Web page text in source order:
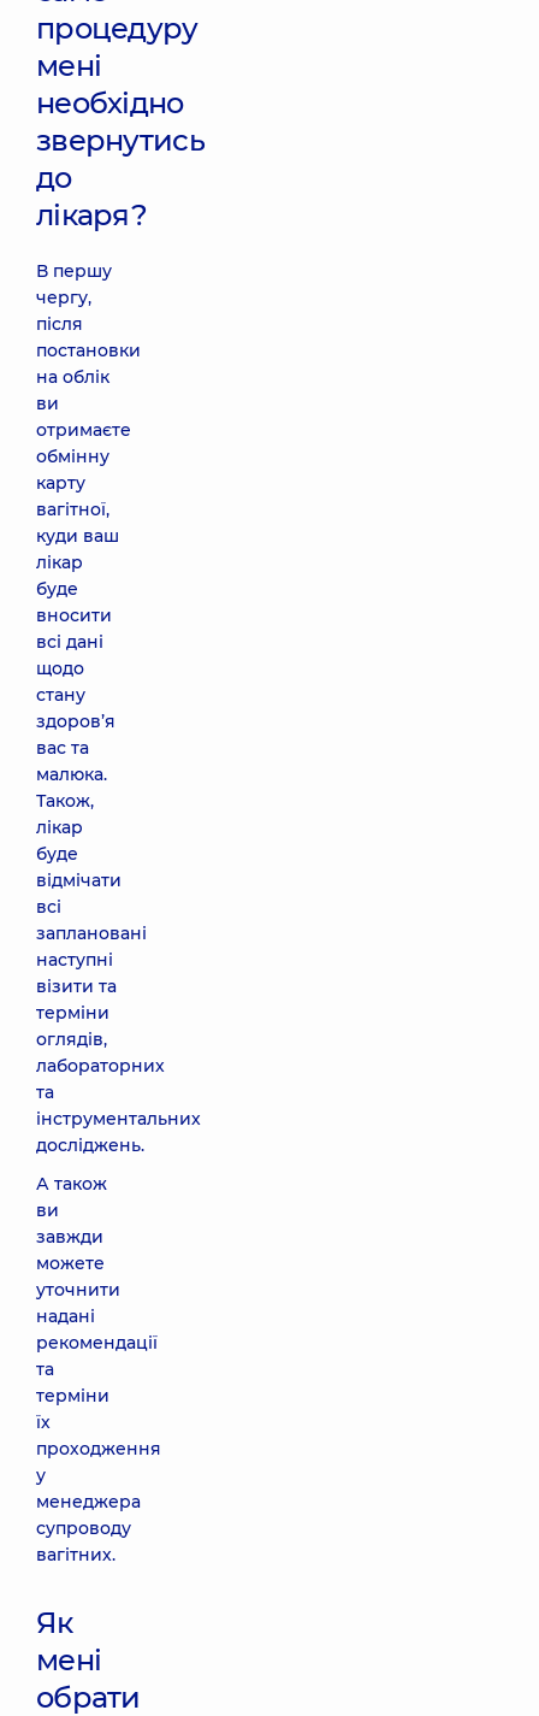
процедуру
мені
необхідно
звернутись
до
лікаря?
В першу
чергу,
після
постановки
на облік
ви
отримаєте
обмінну
карту
вагітної,
куди ваш
лікар
буде
вносити
всі дані
щодо
стану
здоров’я
вас та
малюка.
Також,
лікар
буде
відмічати
всі
заплановані
наступні
візити та
терміни
оглядів,
лабораторних
та
інструментальних
досліджень.
А також
ви
завжди
можете
уточнити
надані
рекомендації
та
терміни
їх
проходження
у
менеджера
супроводу
вагітних.
Як
мені
обрати